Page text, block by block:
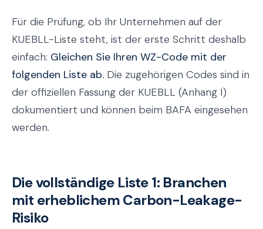
Für die Prüfung, ob Ihr Unternehmen auf der
KUEBLL-Liste steht, ist der erste Schritt deshalb
einfach: Gleichen Sie Ihren WZ-Code mit der
folgenden Liste ab. Die zugehörigen Codes sind in
der offiziellen Fassung der KUEBLL (Anhang I)
dokumentiert und können beim BAFA eingesehen
werden.
Die vollständige Liste 1: Branchen
mit erheblichem Carbon-Leakage-
Risiko